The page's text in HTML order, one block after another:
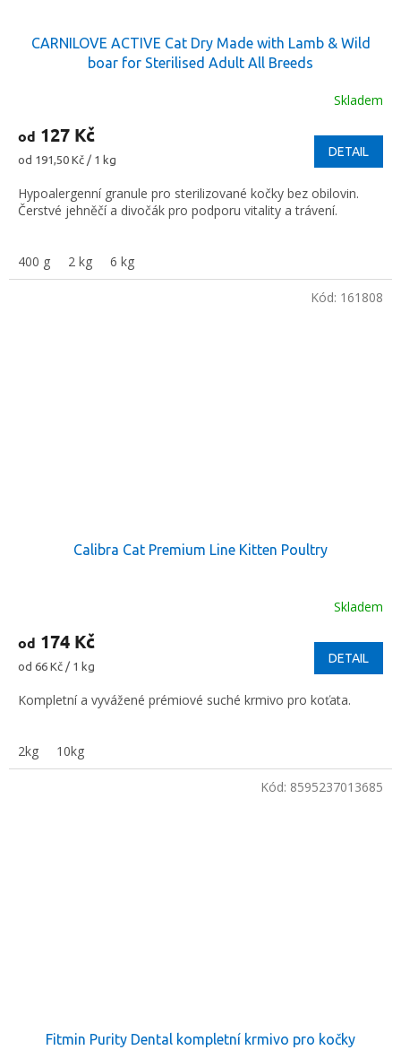
CARNILOVE ACTIVE Cat Dry Made with Lamb & Wild
boar for Sterilised Adult All Breeds
Skladem
od 127 Kč
Měrná
od 191,50 Kč / 1 kg
DETAIL
Hypoalergenní granule pro sterilizované kočky bez obilovin.
Čerstvé jehněčí a divočák pro podporu vitality a trávení.
400 g 2 kg 6 kg
Calibra Cat Premium Line Kitten Poultry
Skladem
od 174 Kč
Měrná
od 66 Kč / 1 kg
DETAIL
Kompletní a vyvážené prémiové suché krmivo pro koťata.
2kg 10kg
Kód: 161808
Fitmin Purity Dental kompletní krmivo pro kočky
Kód: 8595237013685